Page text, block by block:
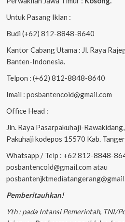
Untuk Pasang Iklan :
Budi (+62) 812-8848-8640
Kantor Cabang Utama : Jl. Raya
Banten-Indonesia.
Telpon : (+62) 812-8848-8640
Imail : posbantencoid@gmail.com
Office Head :
Jln. Raya Pasarpakuhaji-
Pakuhaji kodepos 15570 Kab.
Whatsapp / Telp : +62 812-8848-
posbantencoid@gmail.com atau
Pemberitauhkan!
Yth : pada Intansi Pemerintah, TNI/